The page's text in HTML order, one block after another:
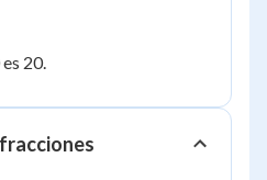
20.